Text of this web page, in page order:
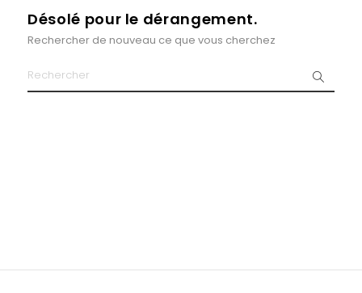
Désolé pour le dérangement.
Rechercher de nouveau ce que vous cherchez